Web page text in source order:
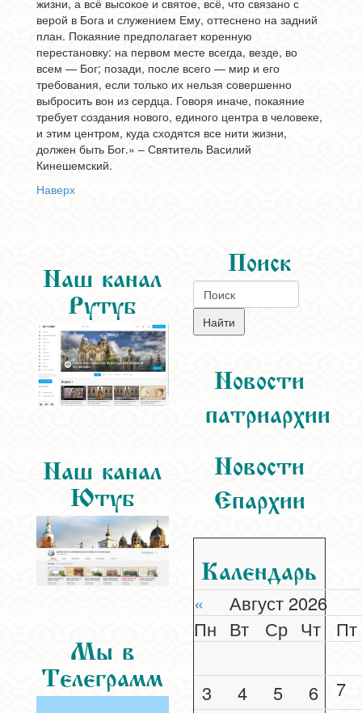
жизни, а всё высокое и святое, всё, что связано с
верой в Бога и служением Ему, оттеснено на задний
план. Покаяние предполагает коренную
перестановку: на первом месте всегда, везде, во
всем — Бог; позади, после всего — мир и его
требования, если только их нельзя совершенно
выбросить вон из сердца. Говоря иначе, покаяние
требует создания нового, единого центра в человеке,
и этим центром, куда сходятся все нити жизни,
должен быть Бог.» – Святитель Василий
Кинешемский.
Наверх
Наш канал
Рутуб
Наш канал
Ютуб
Мы в
Телеграмм
Поиск
Новости
патриархии
Новости
Епархии
Календарь
«
Август 2026
Пн Вт Ср Чт Пт
3 4 5 6
7